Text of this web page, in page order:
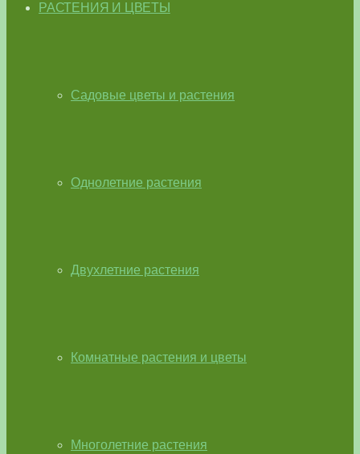
РАСТЕНИЯ И ЦВЕТЫ
Садовые цветы и растения
Однолетние растения
Двухлетние растения
Комнатные растения и цветы
Многолетние растения